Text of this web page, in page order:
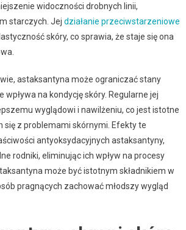
widoczności drobnych linii,
starczych. Jej działanie przeciwstarzeniowe
skóry, co sprawia, że staje się ona
astaksantyna może ograniczać stany
wpływa na kondycję skóry. Regularne jej
wyglądowi i nawilżeniu, co jest istotne
się z problemami skórnymi. Efekty te
antyoksydacyjnych astaksantyny,
rodniki, eliminując ich wpływ na procesy
może być istotnym składnikiem w
pragnących zachować młodszy wygląd